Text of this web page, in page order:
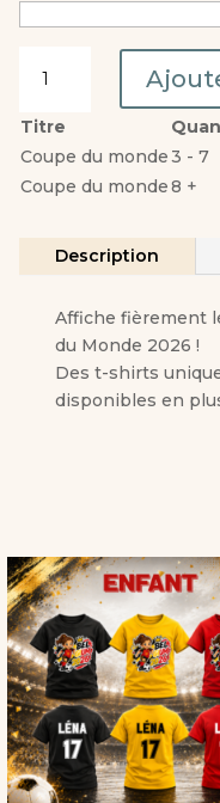
T-
enfant
belgium
Garçon
Titre
Coupe du monde3 - 7
Coupe du monde8 +
Description
Affiche fièrement
du Monde 2026 !
Des t-shirts
disponibles en